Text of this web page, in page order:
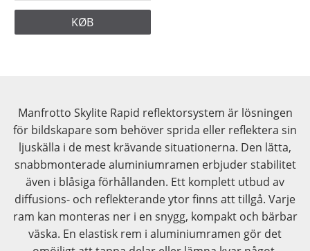
KØB
Manfrotto Skylite Rapid reflektorsystem är lösningen
för bildskapare som behöver sprida eller reflektera sin
ljuskälla i de mest krävande situationerna. Den lätta,
snabbmonterade aluminiumramen erbjuder stabilitet
även i blåsiga förhållanden. Ett komplett utbud av
diffusions- och reflekterande ytor finns att tillgå. Varje
ram kan monteras ner i en snygg, kompakt och bärbar
väska. En elastisk rem i aluminiumramen gör det